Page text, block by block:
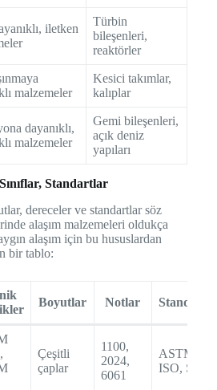
iletken
Türbin
bileşenleri,
reaktörler
malzemeler
Kesici takımlar,
kalıplar
dayanıklı,
malzemeler
Gemi bileşenleri,
açık deniz
yapıları
Standartlar
dereceler ve standartlar söz
alaşım malzemeleri oldukça
alaşım için bu hususlardan
bir tablo:
Boyutlar Notlar
Çeşitli
çaplar
1100,
2024,
6061
ASTM,
ISO, SAE